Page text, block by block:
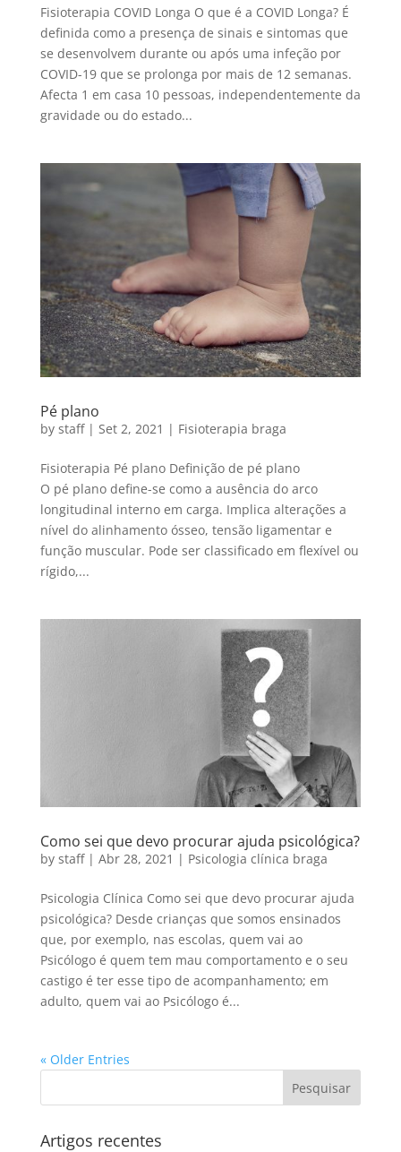
Fisioterapia COVID Longa O que é a COVID Longa? É
definida como a presença de sinais e sintomas que
se desenvolvem durante ou após uma infeção por
COVID-19 que se prolonga por mais de 12 semanas.
Afecta 1 em casa 10 pessoas, independentemente da
gravidade ou do estado...
Pé plano
by staff| Set 2, 2021 | Fisioterapia braga
Fisioterapia Pé plano Definição de pé plano
O pé plano define-se como a ausência do arco
longitudinal interno em carga. Implica alterações a
nível do alinhamento ósseo, tensão ligamentar e
função muscular. Pode ser classificado em flexível ou
rígido,...
Como sei que devo procurar ajuda psicológica?
by staff| Abr 28, 2021 | Psicologia clínica braga
Psicologia Clínica Como sei que devo procurar ajuda
psicológica? Desde crianças que somos ensinados
que, por exemplo, nas escolas, quem vai ao
Psicólogo é quem tem mau comportamento e o seu
castigo é ter esse tipo de acompanhamento; em
adulto, quem vai ao Psicólogo é...
« Older Entries
Artigos recentes